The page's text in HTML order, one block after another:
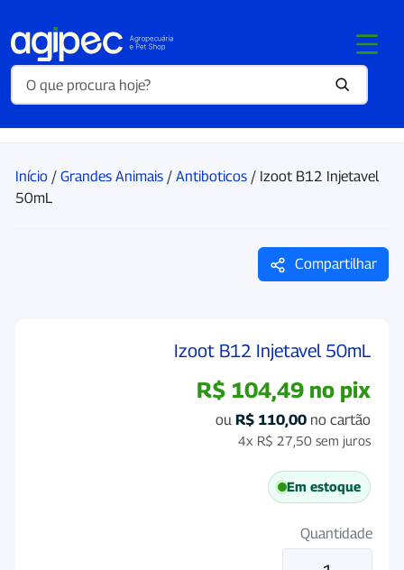
Início / Grandes Animais / Antiboticos / Izoot B12 Injetavel
50mL
Compartilhar
Izoot B12 Injetavel 50mL
R$ 104,49 no pix
ou R$ 110,00 no cartão
4x R$ 27,50 sem juros
Em estoque
Quantidade
Izoot